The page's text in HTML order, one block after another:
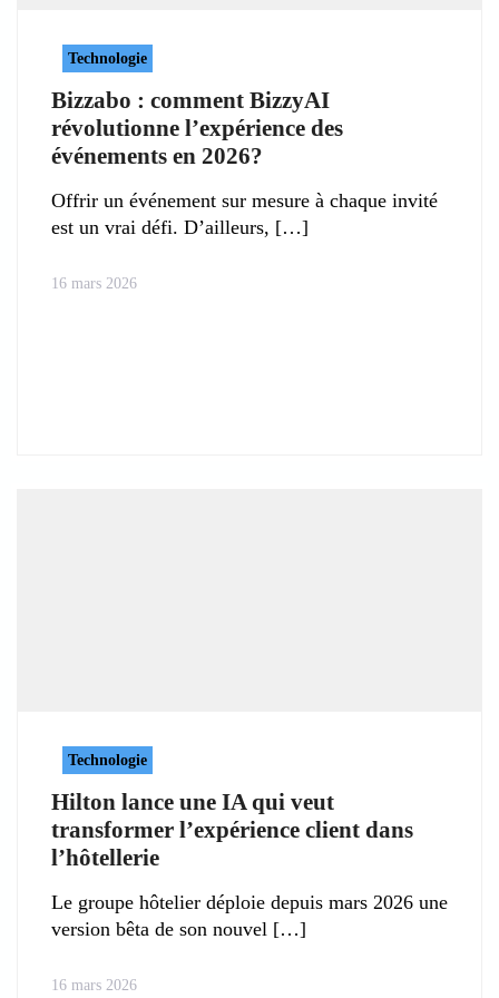
Technologie
Bizzabo : comment BizzyAI
révolutionne l’expérience des
événements en 2026?
Offrir un événement sur mesure à chaque invité
est un vrai défi. D’ailleurs,
16 mars 2026
Technologie
Hilton lance une IA qui veut
transformer l’expérience client dans
l’hôtellerie
Le groupe hôtelier déploie depuis mars 2026 une
version bêta de son nouvel
16 mars 2026